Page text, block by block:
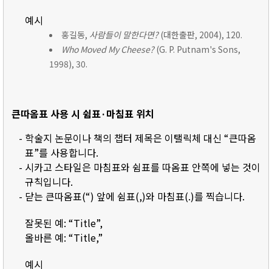
예시
홍길동, 사람들이 말한다면?(대한출판, 2004), 120.
Who Moved My Cheese?(G. P. Putnam's Sons,
1998), 30.
큰따옴표 사용 시 쉼표·마침표 위치
- 학술지 논문이나 책의 챕터 제목은 이탤릭체 대신 “큰따옴
표”를 사용합니다.
- 시카고 스타일은 마침표와 쉼표를 따옴표 안쪽에 넣는 것이
규칙입니다.
- 닫는 큰따옴표(“) 앞에 쉼표(,)와 마침표(.)를 찍습니다.
잘못된 예: “Title”,
올바른 예: “Title,”
예시